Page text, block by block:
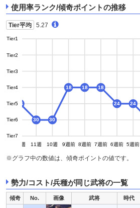
使用率ランク/傾奇ポイントの推移
Tier平均 5.27
Tier1
Tier2
Tier3
Tier4
Tier5
Tier6
Tier7
12週 11週 10週 9週前 8週前 7週前 6週前 5週前
24 24
30 30
18 18 18
24 24
※グラフ中の数値は、傾奇ポイントの値です。
勢力/コスト/兵種が同じ武将の一覧
傾奇 No. 画像 武将 時代